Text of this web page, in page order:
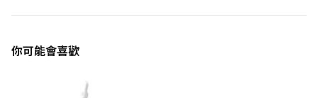
你可能會喜歡